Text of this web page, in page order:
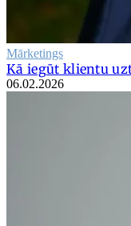
Mārketings
Kā iegūt klientu
06.02.2026